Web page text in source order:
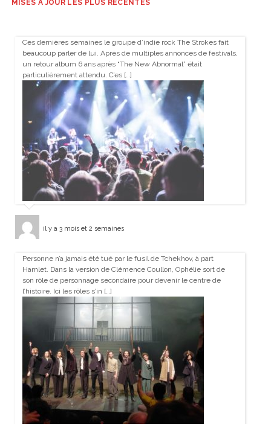
MISES À JOUR LES PLUS RÉCENTES
Ces dernières semaines le groupe d’indie rock The Strokes fait
beaucoup parler de lui. Après de multiples annonces de festivals,
un retour album 6 ans après “The New Abnormal” était
particulièrement attendu. C’es […]
il y a 3 mois et 2 semaines
Personne n’a jamais été tué par le fusil de Tchekhov, à part
Hamlet. Dans la version de Clémence Coullon, Ophélie sort de
son rôle de personnage secondaire pour devenir le centre de
l’histoire. Ici les rôles s’in […]